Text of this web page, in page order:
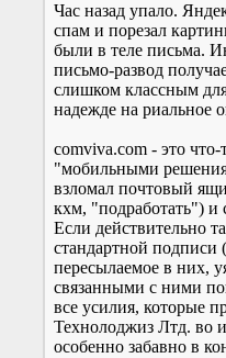
Час назад упало.
спам и порезал
были в теле письма.
письмо-развод
слишком классным для
надежде на риальное
comviva.com - это что-
"мобильными
взломал почтовый
кхм, "подработать") и
Если действительно
стандартной
пересылаемое в них,
связанными с ними
все усилия, которые
Технолоджиз Лтд. во
особенно забавно в